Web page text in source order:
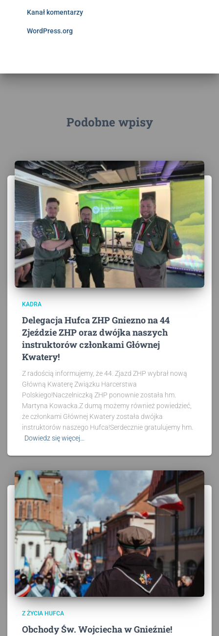
Kanał komentarzy
WordPress.org
Podobne wpisy
KADRA
Delegacja Hufca ZHP Gniezno na 44
Zjeździe ZHP oraz dwójka naszych
instruktorów członkami Głównej
Kwatery!
Z radością informujemy, że 44. Zjazd ZHP wybrał nową
Główną Kwaterę Związku Harcerstwa
Polskiego!Naczelniczką ZHP ponownie została hm.
Martyna Kowacka.Z dumą możemy również powiedzieć,
że członkami Głównej Kwatery została dwójka
instruktorów naszego Hufca!Serdecznie gratulujemy hm.
Dowiedz się więcej…
Z ŻYCIA HUFCA
Obchody Św. Wojciecha w Gnieźnie!